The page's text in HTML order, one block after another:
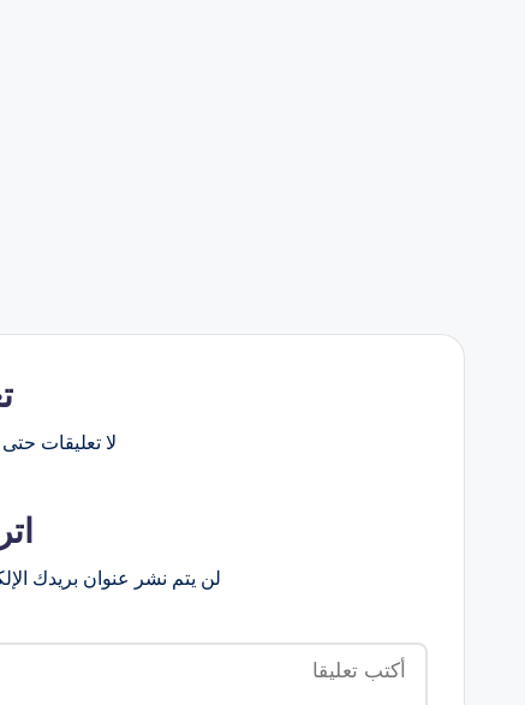
لا تعليقات حتى
لن يتم نشر عنوان بريدك